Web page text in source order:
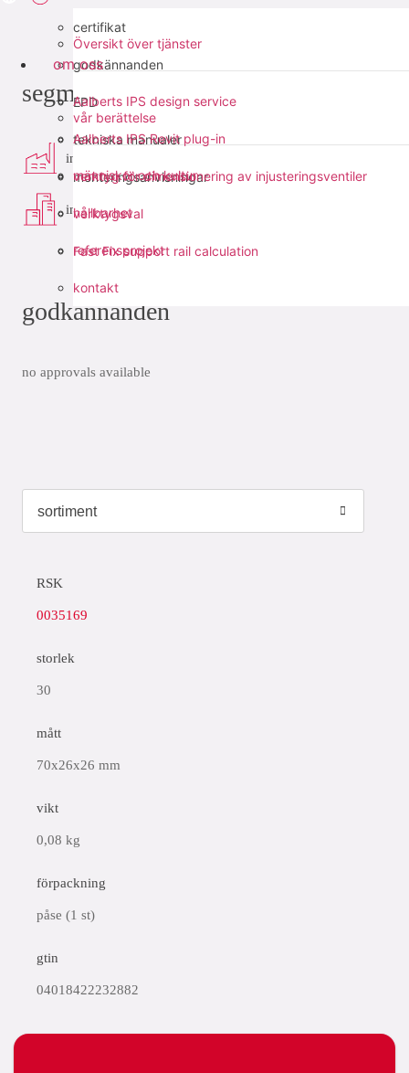
certifikat
godkännanden
EPD
tekniska manualer
monteringsanvisningar
Översikt över tjänster
Aalberts IPS design service
Aalberts IPS Revit plug-in
verktyg för dimensionering av injusteringsventiler
verktygsval
Fast Fix support rail calculation
om oss
vår berättelse
människor och kultur
hållbarhet
referensprojekt
kontakt
segment
industri
infra
godkännanden
no approvals available
RSK
0035169
storlek
30
mått
70x26x26 mm
vikt
0,08 kg
förpackning
påse (1 st)
gtin
04018422232882